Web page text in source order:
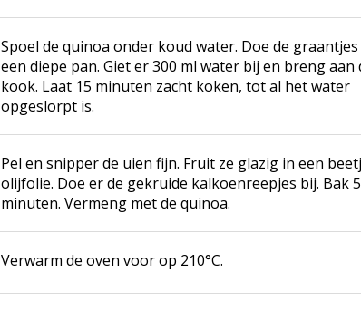
Spoel de quinoa onder koud water. Doe de
een diepe pan. Giet er 300 ml water bij en breng aan
kook. Laat 15 minuten zacht koken, tot al het water
opgeslorpt is.
Pel en snipper de uien fijn. Fruit ze glazig in een
olijfolie. Doe er de gekruide kalkoenreepjes bij. Bak 5
minuten. Vermeng met de quinoa.
Verwarm de oven voor op 210°C.